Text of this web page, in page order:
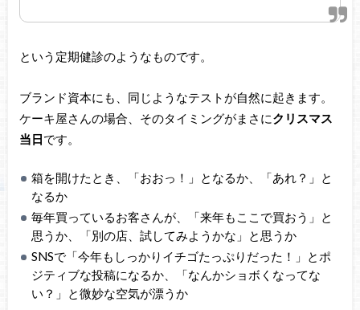
という定期健診のようなものです。
ブランド資本にも、同じようなテストが自然に起きます。
ケーキ屋さんの場合、そのタイミングがまさにクリスマス
当日です。
箱を開けたとき、「おおっ！」となるか、「あれ？」と
なるか
毎年買っているお客さんが、「来年もここで買おう」と
思うか、「別の店、試してみようかな」と思うか
SNSで「今年もしっかりイチゴたっぷりだった！」とポ
ジティブな投稿になるか、「なんかショボくなってな
い？」と微妙な空気が漂うか